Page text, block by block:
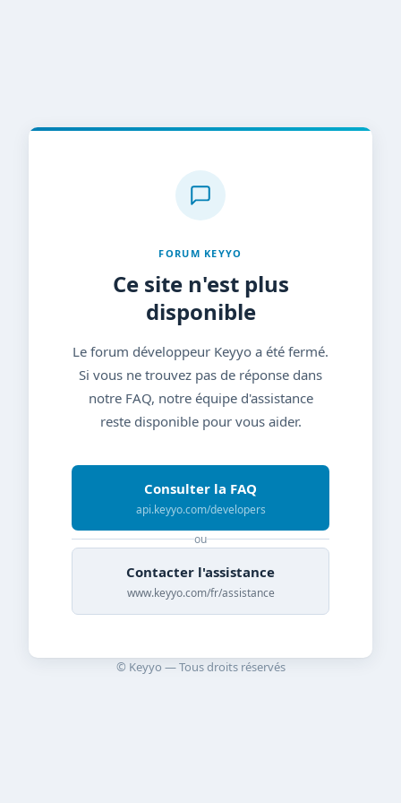
FORUM KEYYO
Ce site n'est plus
disponible
Le forum développeur Keyyo a été fermé.
Si vous ne trouvez pas de réponse dans
notre FAQ, notre équipe d'assistance
reste disponible pour vous aider.
Consulter la FAQ
api.keyyo.com/developers
ou
Contacter l'assistance
www.keyyo.com/fr/assistance
© Keyyo — Tous droits réservés